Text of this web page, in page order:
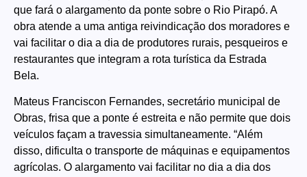
que fará o alargamento da ponte sobre o Rio Pirapó. A
obra atende a uma antiga reivindicação dos moradores e
vai facilitar o dia a dia de produtores rurais, pesqueiros e
restaurantes que integram a rota turística da Estrada
Bela.
Mateus Franciscon Fernandes, secretário municipal de
Obras, frisa que a ponte é estreita e não permite que dois
veículos façam a travessia simultaneamente. “Além
disso, dificulta o transporte de máquinas e equipamentos
agrícolas. O alargamento vai facilitar no dia a dia dos